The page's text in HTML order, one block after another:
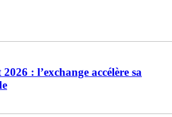
: l’exchange accélère sa